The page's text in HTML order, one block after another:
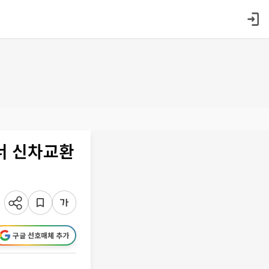
신차교환
구글 선호매체 추가